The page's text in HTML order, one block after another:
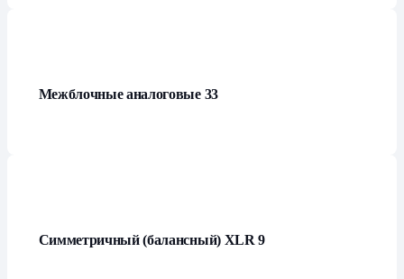
Межблочные аналоговые 33
Симметричный (балансный) XLR9